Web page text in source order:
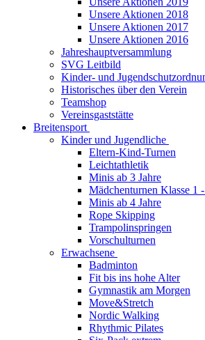
Unsere Aktionen 2018
Unsere Aktionen 2017
Unsere Aktionen 2016
Jahreshauptversammlung
SVG Leitbild
Kinder- und
Historisches über den Verein
Teamshop
Vereinsgaststätte
Breitensport
Kinder und Jugendliche
Eltern-Kind-Turnen
Leichtathletik
Minis ab 3 Jahre
Mädchenturnen Klasse 1
Minis ab 4 Jahre
Rope Skipping
Trampolinspringen
Vorschulturnen
Erwachsene
Badminton
Fit bis ins hohe Alter
Gymnastik am Morgen
Move&Stretch
Nordic Walking
Rhythmic Pilates